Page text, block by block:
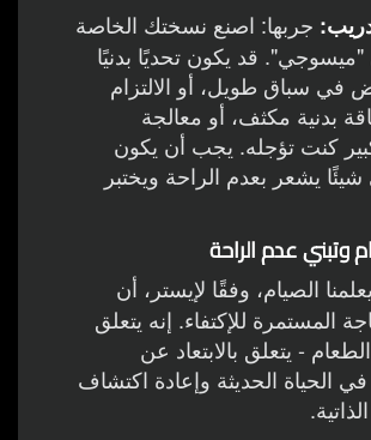
جربها: اصنع نسختك الخاصة
قد يكون تحديًا بدنيًا
في سباق طويل، أو الالتزام
بدنية مكثف، أو معالجة
كنت تؤجله. يجب أن يكون
يشعر بعدم الراحة ويختبر
وتبني عدم الراحة
يعلمنا الصيام، وفقًا لإيستر، أن
المستمرة للإكتفاء. إنه يتعلق
- يتعلق بالابتعاد عن
الحياة الحديثة وإعادة اكتشاف